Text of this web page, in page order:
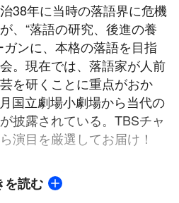
38年に当時の落語界に危機
、“落語の研究、後進の養
ンに、本格の落語を目指
。現在では、落語家が人前
を研くことに重点がおか
国立劇場小劇場から当代の
披露されている。TBSチャ
演目を厳選してお届け！
おやこざけ）」
ばやし）」
を読む